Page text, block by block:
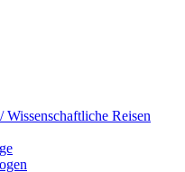
Wissenschaftliche Reisen